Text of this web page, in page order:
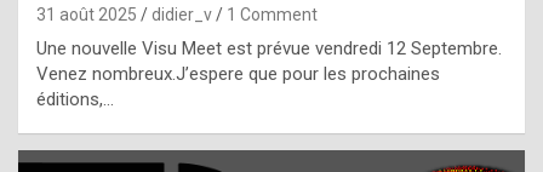
g
h
t
f
31 août 2025 didier_v 1 Comment
Une nouvelle Visu Meet est prévue vendredi 12 Septembre.
Venez nombreux.J’espere que pour les prochaines
éditions,…